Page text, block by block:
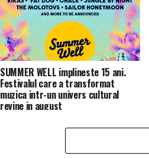
SUMMER WELL implineste 15 ani.
Festivalul care a transformat
muzica intr-un univers cultural
revine in august